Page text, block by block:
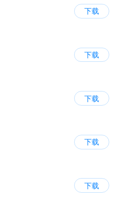
下载
下载
下载
下载
下载